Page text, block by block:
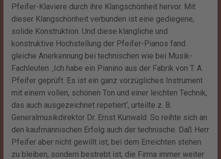
Pfeifer-Klaviere durch ihre Klangschönheit hervor. Mit
dieser Klangschönheit verbunden ist eine gediegene,
solide Konstruktion. Und diese klangliche und
konstruktive Hochstellung der Pfeifer-Pianos fand
gleiche Anerkennung bei technischen wie bei Musik-
Fachleuten. ‚Ich habe ein Pianino aus der Fabrik von T. A.
Pfeifer geprüft. Es ist ein ganz vorzügliches Instrument
mit einem vollen, schönen Ton und einer leichten Technik,
das auch ausgezeichnet repetiert‘, urteilte z. B.
Generalmusikdirektor Dr. Ernst Kunwald. So reihte sich an
den kaufmännischen Erfolg auch der technische. Daß Herr
Pfeifer aber nicht gewillt ist, bei dem Erreichten stehen
zu bleiben, sondern bestrebt ist, die Firma immer weiter